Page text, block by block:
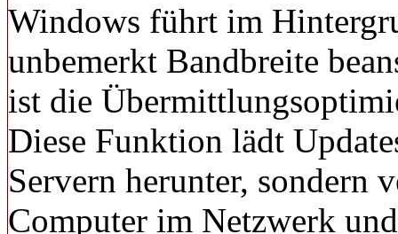
Windows führt im
unbemerkt Bandbreite
ist die
Diese Funktion lädt
Servern herunter, sondern
Computer im Netzwerk